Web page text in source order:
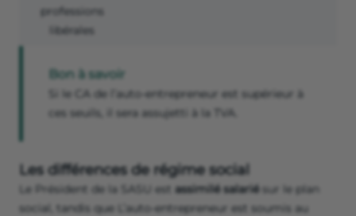
professions
libérales
Bon à savoir
Si le CA de l’auto-entrepreneur est supérieur à
ces seuils, il sera assujetti à la TVA.
Les différences de régime social
Le Président de la SASU est assimilé salariésur le plan
social, tandis que L’auto-entrepreneur est soumis au